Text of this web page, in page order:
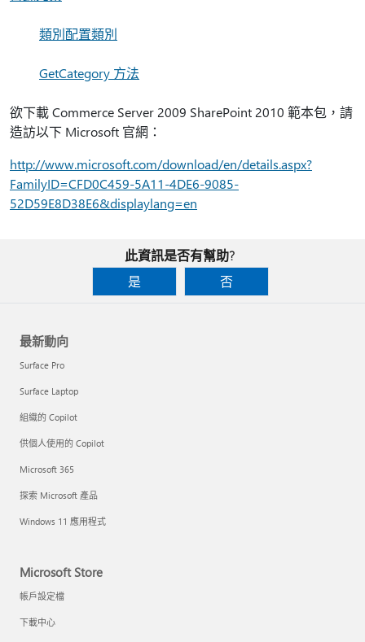
類別配置類別
GetCategory 方法
欲下載 Commerce Server 2009 SharePoint 2010 範本包，請
造訪以下 Microsoft 官網：
http://www.microsoft.com/download/en/details.aspx?
FamilyID=CFD0C459-5A11-4DE6-9085-
52D59E8D38E6&displaylang=en
此資訊是否有幫助?
是
否
最新動向
Surface Pro
Surface Laptop
組織的 Copilot
供個人使用的 Copilot
Microsoft 365
探索 Microsoft 產品
Windows 11 應用程式
Microsoft Store
帳戶設定檔
下載中心